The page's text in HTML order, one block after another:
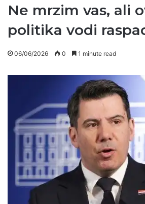
Ne mrzim vas, ali
politika vodi
06/06/2026 0 1 minute read